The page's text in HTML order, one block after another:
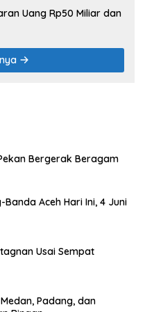
Uang Rp50 Miliar dan
Bergerak Beragam
Aceh Hari Ini, 4 Juni
Usai Sempat
Padang, dan